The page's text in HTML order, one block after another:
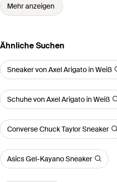
Mehr anzeigen
Ähnliche Suchen
Sneaker von Axel Arigato in Weiß
Schuhe von Axel Arigato in Weiß
Converse Chuck Taylor Sneaker
Asics Gel-Kayano Sneaker